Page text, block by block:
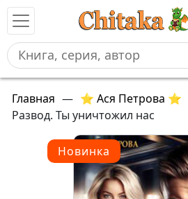
Главная — ⭐ Ася Петрова ⭐
Развод. Ты уничтожил нас
Новинка